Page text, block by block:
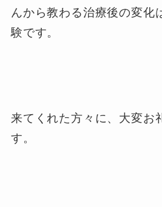
んから教わる治療後の変化
験です。
来てくれた方々に、大変お
す。